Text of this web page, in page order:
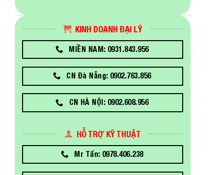
KINH DOANH ĐẠI LÝ
MIỀN NAM: 0931.843.956
CN Đà Nẵng: 0902.763.856
CN HÀ NỘI: 0902.608.956
HỖ TRỢ KỸ THUẬT
Mr Tấn: 0978.406.238